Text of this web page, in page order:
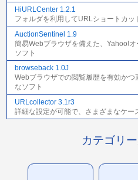
HiURLCenter 1.2.1
フォルダを利用してURLショートカッ
AuctionSentinel 1.9
簡易Webブラウザを備えた、Yahoo!
ソフト
browseback 1.0J
Webブラウザでの閲覧履歴を有効か
なソフト
URLcollector 3.1r3
詳細な設定が可能で、さまざまなケ
カテゴリ